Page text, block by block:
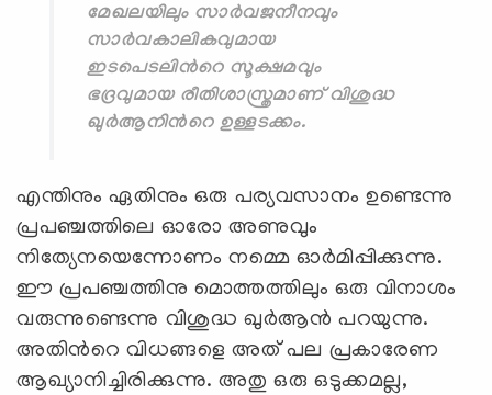
മേഖലയിലും സാര്‍വജനീനവും
സാര്‍വകാലികവുമായ
ഇടപെടലിന്‍റെ സൂക്ഷമവും
ഭദ്രവുമായ രീതിശാസ്ത്രമാണ് വിശുദ്ധ
ഖുര്‍ആനിന്‍റെ ഉള്ളടക്കം.
എന്തിനും ഏതിനും ഒരു പര്യവസാനം ഉണ്ടെന്നു
പ്രപഞ്ചത്തിലെ ഓരോ അണുവും
നിത്യേനയെന്നോണം നമ്മെ ഓര്‍മിപ്പിക്കുന്നു.
ഈ പ്രപഞ്ചത്തിനു മൊത്തത്തിലും ഒരു വിനാശം
വരുന്നുണ്ടെന്നു വിശുദ്ധ ഖുര്‍ആന്‍ പറയുന്നു.
അതിന്‍റെ വിധങ്ങളെ അത് പല പ്രകാരേണ
ആഖ്യാനിച്ചിരിക്കുന്നു. അതു ഒരു ഒടുക്കമല്ല,